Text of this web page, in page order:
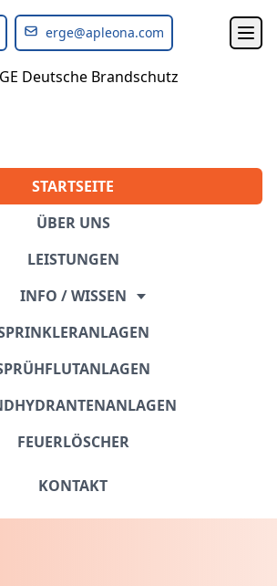
erge@apleona.com
STARTSEITE
ÜBER UNS
LEISTUNGEN
INFO / WISSEN
FEUERLÖSCHER
KONTAKT